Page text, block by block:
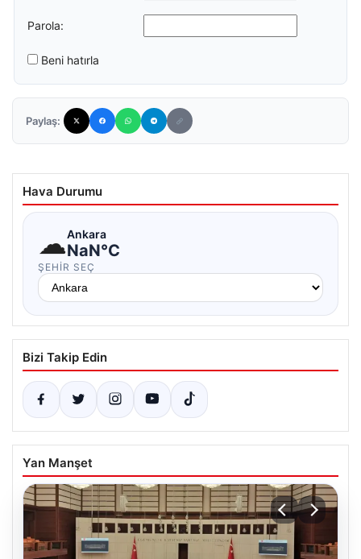
Parola:
Beni hatırla
Paylaş:
Hava Durumu
☁Ankara
NaN°C
ŞEHIR SEÇ
Bizi Takip Edin
Yan Manşet